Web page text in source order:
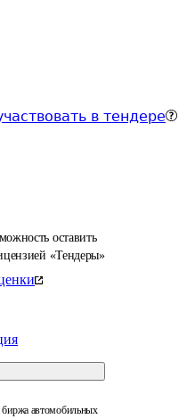
в тендере
оставить
«Тендеры»
автомобильных